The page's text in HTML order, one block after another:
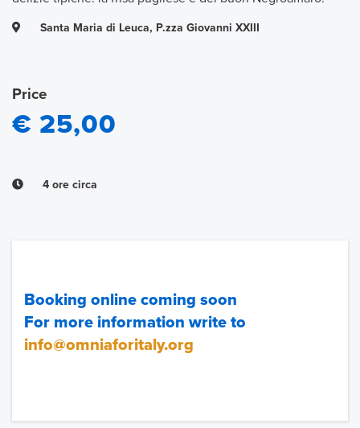
Santa Maria di Leuca, P.zza Giovanni XXIII
Price
€ 25,00
4 ore circa
Booking online coming soon
For more information write to
info@omniaforitaly.org